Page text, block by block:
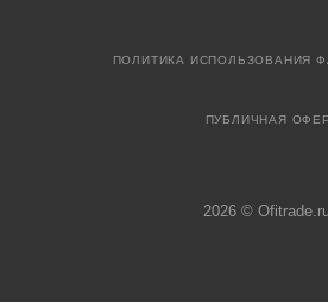
ПОЛИТИКА ИСПОЛЬЗОВАНИЯ
ПУБЛИЧНАЯ
2026 ©